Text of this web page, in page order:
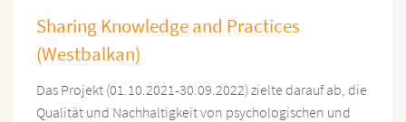
Sharing Knowledge and Practices
(Westbalkan)
Das Projekt (01.10.2021-30.09.2022) zielte darauf ab, die
Qualität und Nachhaltigkeit von psychologischen und